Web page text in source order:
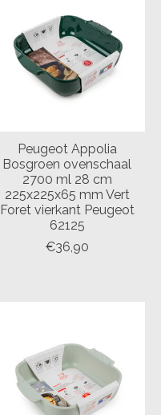
Peugeot Appolia
Bosgroen ovenschaal
2700 ml 28 cm
225x225x65 mm Vert
Foret vierkant Peugeot
62125
€36,90